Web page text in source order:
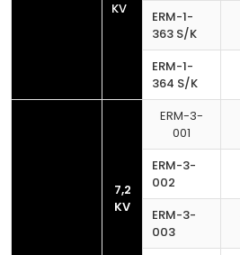
KV
ERM-1-
363 S/K
ERM-1-
364 S/K
7,2
KV
ERM-3-
001
ERM-3-
002
ERM-3-
003